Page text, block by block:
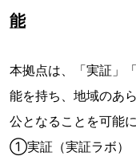
能
本拠点は、「実証」
能を持ち、地域のあ
公となることを可能
①実証（実証ラボ）